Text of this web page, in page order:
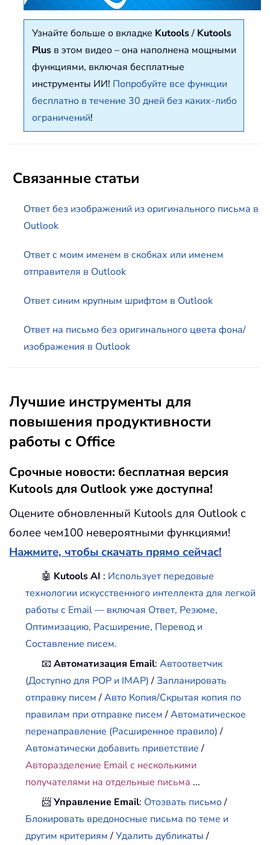
Узнайте больше о вкладке Kutools/ Kutools
Plus в этом видео – она наполнена мощными
функциями, включая бесплатные
инструменты ИИ! Попробуйте все функции
бесплатно в течение 30 дней без каких-либо
ограничений!
Связанные статьи
Ответ без изображений из оригинального письма в
Outlook
Ответ с моим именем в скобках или именем
отправителя в Outlook
Ответ синим крупным шрифтом в Outlook
Ответ на письмо без оригинального цвета фона/
изображения в Outlook
Лучшие инструменты для
повышения продуктивности
работы с Office
Срочные новости: бесплатная версия
Kutools для Outlook уже доступна!
Оцените обновленный Kutools для Outlook с
более чем100 невероятными функциями!
Нажмите, чтобы скачать прямо сейчас!
🤖 Kutools AI : Использует передовые
технологии искусственного интеллекта для легкой
работы с Email — включая Ответ, Резюме,
Оптимизацию, Расширение, Перевод и
Составление писем.
📧Автоматизация Email:Автоответчик
(Доступно для POP и IMAP)/Запланировать
отправку писем/Авто Копия/Скрытая копия по
правилам при отправке писем/Автоматическое
перенаправление (Расширенное правило)/
Автоматически добавить приветствие/
Авторазделение Email с несколькими
получателями на отдельные письма ...
📨Управление Email: Отозвать письмо/
Блокировать вредоносные письма по теме и
другим критериям/Удалить дубликаты/